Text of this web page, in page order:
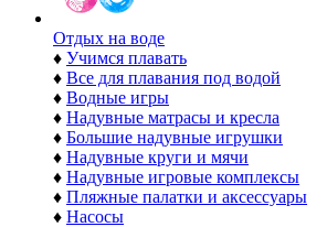
Отдых на воде
♦ Учимся плавать
♦ Все для плавания под водой
♦ Водные игры
♦ Надувные матрасы и кресла
♦ Большие надувные игрушки
♦ Надувные круги и мячи
♦ Надувные игровые комплексы
♦ Пляжные палатки и аксессуары
♦ Насосы